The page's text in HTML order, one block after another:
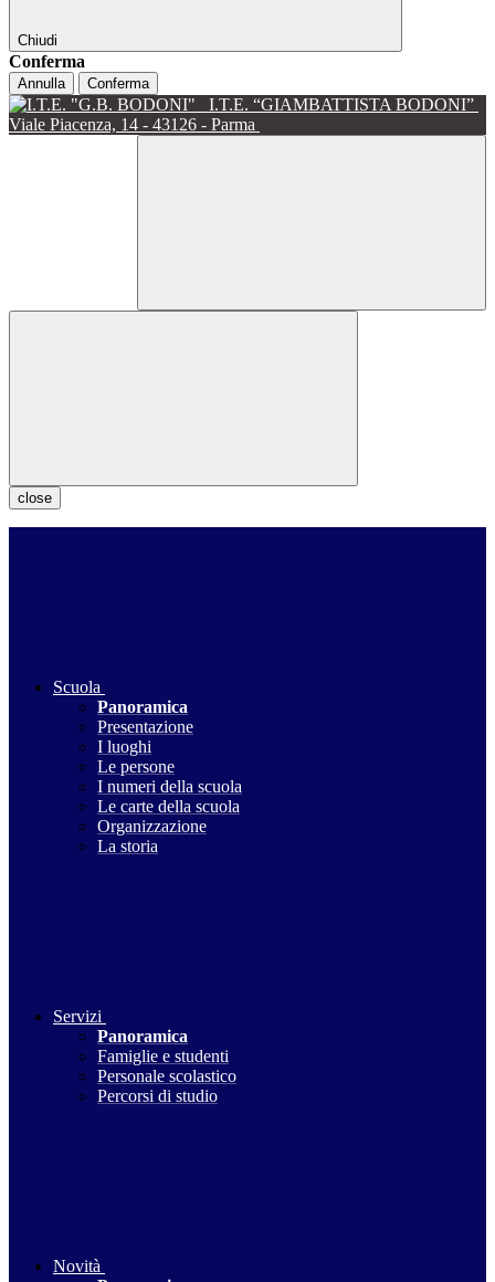
Chiudi
Conferma
Annulla Conferma
I.T.E. “GIAMBATTISTA BODONI”
Viale Piacenza, 14 - 43126 - Parma
close
Scuola
Panoramica
Presentazione
I luoghi
Le persone
I numeri della scuola
Le carte della scuola
Organizzazione
La storia
Servizi
Panoramica
Famiglie e studenti
Personale scolastico
Percorsi di studio
Novità